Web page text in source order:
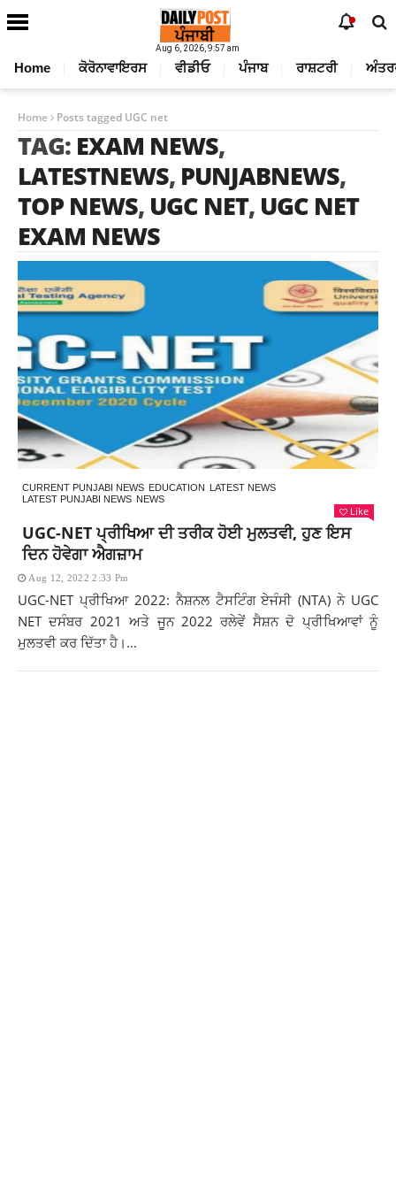
Aug 6, 2026, 9:57 am
Home ਕੋਰੋਨਾਵਾਇਰਸ ਵੀਡੀਓ ਪੰਜਾਬ ਰਾਸ਼ਟਰੀ
Home Posts tagged UGC net
TAG: EXAM NEWS,
LATESTNEWS, PUNJABNEWS,
TOP NEWS, UGC NET, UGC NET
EXAM NEWS
CURRENT PUNJABI NEWS EDUCATION LATEST NEWS
LATEST PUNJABI NEWS NEWS
Like
UGC-NET ਪ੍ਰੀਖਿਆ ਦੀ ਤਰੀਕ ਹੋਈ ਮੁਲਤਵੀ, ਹੁਣ ਇਸ
ਦਿਨ ਹੋਵੇਗਾ ਐਗਜ਼ਾਮ
Aug 12, 2022 2:33 Pm
UGC-NET ਪ੍ਰੀਖਿਆ 2022: ਨੈਸ਼ਨਲ ਟੈਸਟਿੰਗ ਏਜੰਸੀ (NTA) ਨੇ UGC
NET ਦਸੰਬਰ 2021 ਅਤੇ ਜੂਨ 2022 ਰਲੇਵੇਂ ਸੈਸ਼ਨ ਦੋ ਪ੍ਰੀਖਿਆਵਾਂ ਨੂੰ
ਮੁਲਤਵੀ ਕਰ ਦਿੱਤਾ ਹੈ।...